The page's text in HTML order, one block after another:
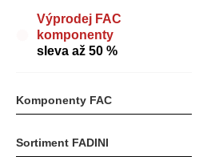
Výprodej FAC
komponenty
sleva až 50 %
Komponenty FAC
Sortiment FADINI